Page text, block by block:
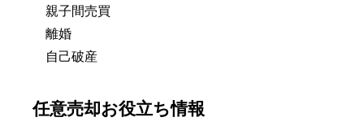
親子間売買
離婚
自己破産
任意売却お役立ち情報